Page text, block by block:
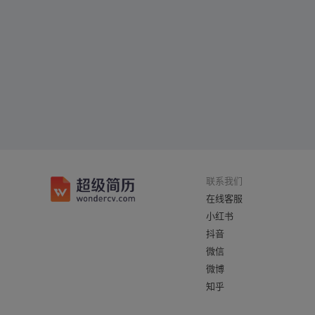
联系我们
在线客服
小红书
抖音
微信
微博
知乎